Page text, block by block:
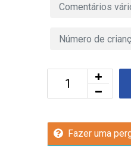
Fazer uma